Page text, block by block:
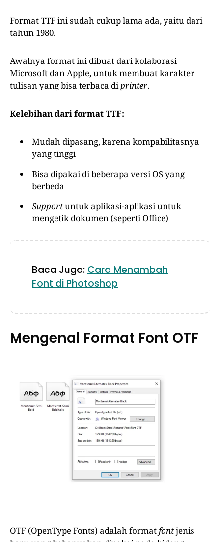
Format TTF ini sudah cukup lama ada, yaitu dari
tahun 1980.
Awalnya format ini dibuat dari kolaborasi
Microsoft dan Apple, untuk membuat karakter
tulisan yang bisa terbaca diprinter.
Kelebihan dari format TTF:
Mudah dipasang, karena kompabilitasnya
yang tinggi
Bisa dipakai di beberapa versi OS yang
berbeda
Supportuntuk aplikasi-aplikasi untuk
mengetik dokumen (seperti Office)
Baca Juga: Cara Menambah
Font di Photoshop
Mengenal Format Font OTF
OTF (OpenType Fonts) adalah formatfontjenis